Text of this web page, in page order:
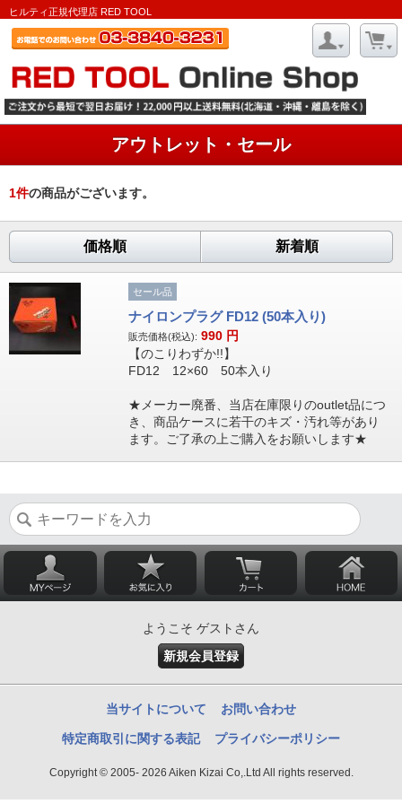
ヒルティ正規代理店 RED TOOL
アウトレット・セール
1件の商品がございます。
価格順 新着順
セール品
ナイロンプラグ FD12 (50本入り)
販売価格(税込): 990 円
【のこりわずか!!】
FD12 12×60 50本入り
★メーカー廃番、当店在庫限りのoutlet品につ
き、商品ケースに若干のキズ・汚れ等があり
ます。ご了承の上ご購入をお願いします★
ようこそ ゲストさん
新規会員登録
当サイトについて お問い合わせ
特定商取引に関する表記 プライバシーポリシー
Copyright © 2005- 2026 Aiken Kizai Co,.Ltd All rights reserved.